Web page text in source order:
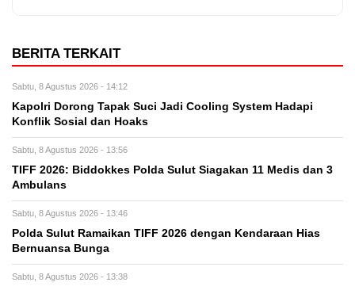
BERITA TERKAIT
Sabtu, 8 Agustus 2026 - 14:12
Kapolri Dorong Tapak Suci Jadi Cooling System Hadapi
Konflik Sosial dan Hoaks
Sabtu, 8 Agustus 2026 - 13:56
TIFF 2026: Biddokkes Polda Sulut Siagakan 11 Medis dan 3
Ambulans
Sabtu, 8 Agustus 2026 - 13:46
Polda Sulut Ramaikan TIFF 2026 dengan Kendaraan Hias
Bernuansa Bunga
Sabtu, 8 Agustus 2026 - 13:38